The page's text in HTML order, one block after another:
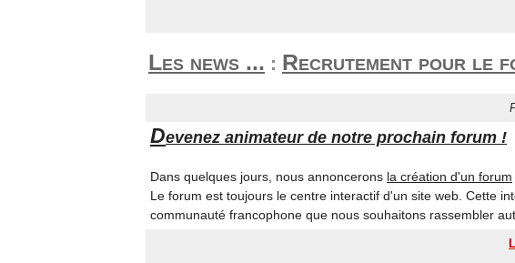
Les news ... : Recrutement pour le
Devenez animateur de notre prochain forum !
Dans quelques jours, nous annoncerons la création d'un forum
Le forum est toujours le centre interactif d'un site web. Cette
communauté francophone que nous souhaitons rassembler